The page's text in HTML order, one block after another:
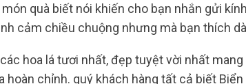
quà biết nói khiến cho bạn nhắn gửi
cảm chiều chuộng nhưng mà bạn thích
hoa lá tươi nhất, đẹp tuyệt vời nhất
hoàn chỉnh. quý khách hàng tất cả biết